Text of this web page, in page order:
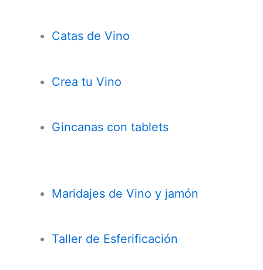
Catas de Vino
Crea tu Vino
Gincanas con tablets
Maridajes de Vino y jamón
Taller de Esferificación